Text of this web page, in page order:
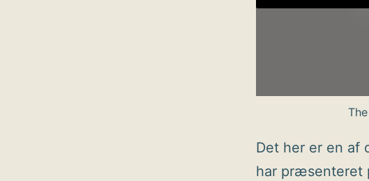
Det her er en af
har præsenteret